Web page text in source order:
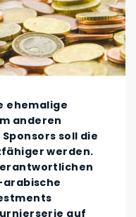
ehemalige
anderen
soll die
werden.
arabische
auf